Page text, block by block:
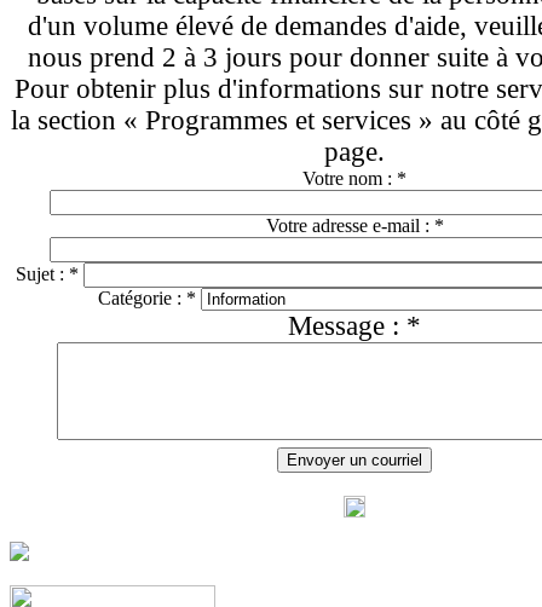
d'un volume élevé de demandes d'aide,
nous prend 2 à 3 jours pour donner suite à
Pour obtenir plus d'informations sur notre
la section « Programmes et services » au côté
page.
Votre nom : *
Votre adresse e-mail : *
Sujet : *
Catégorie : *
Message : *